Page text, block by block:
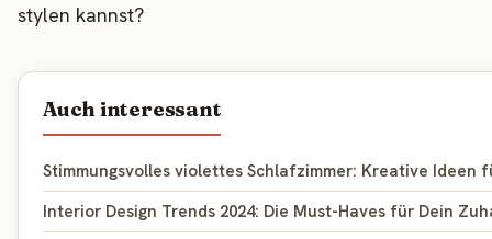
stylen kannst?
Auch interessant
Stimmungsvolles violettes Schlafzimmer: Kreative Ideen
Interior Design Trends 2024: Die Must-Haves für Dein